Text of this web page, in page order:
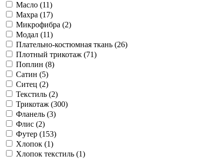
Масло (11)
Махра (17)
Микрофибра (2)
Модал (11)
Плательно-костюмная ткань (26)
Плотный трикотаж (71)
Поплин (8)
Сатин (5)
Ситец (2)
Текстиль (2)
Трикотаж (300)
Фланель (3)
Флис (2)
Футер (153)
Хлопок (1)
Хлопок текстиль (1)